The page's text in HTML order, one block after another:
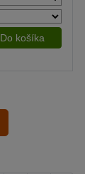
Do košíka